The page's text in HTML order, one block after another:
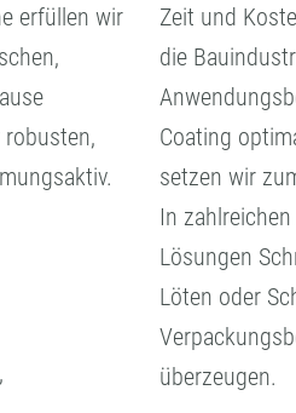
erfüllen wir
Zeit und
die
Coating
setzen wir
In
Lösungen
Löten oder
überzeugen.